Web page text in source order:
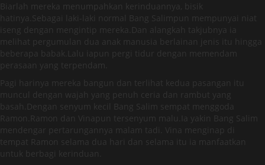
Biarlah mereka menumpahkan kerinduannya, bisik
hatinya.Sebagai laki-laki normal Bang Salimpun mempunyai niat
iseng dengan mengintip mereka.Dan alangkah takjubnya ia
melihat pergumulan dua anak manusia berlainan jenis itu hingga
beberapa babak.Lalu iapun pergi tidur dengan memendam
perasaan yang terpendam.
Pagi harinya mereka bangun dan terlihat kedua pasangan itu
muncul dengan wajah yang penuh ceria dan rambut yang
basah.Dengan senyum kecil Bang Salim sempat menggoda
Ramon.Ramon dan Vinapun tersenyum malu.Ia yakin Bang Salim
mendengar pertarungannya malam tadi. Vina menginap di
tempat Ramon selama dua hari dan selama itu ia manfaatkan
untuk berbagi kerinduan.